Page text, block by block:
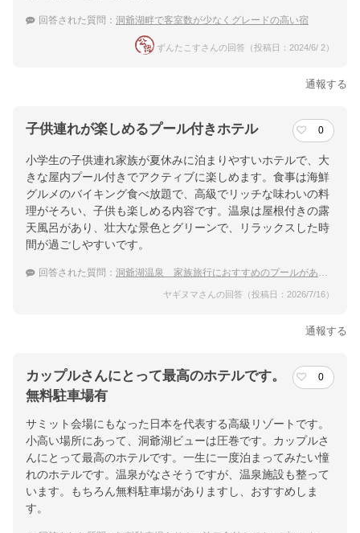
回答された質問： 洞爺湖畔で客室数が少なくグレードの高い宿
ずんたこすさんの回答（投稿日：2024/6/ 2）
通報する
子供連れが楽しめるプール付きホテル 0
小学生の子供連れ家族が夏休みに泊まりやすいホテルで、大
きな屋内プール付きでアクティブに楽しめます。食事は海鮮
グルメのバイキング食べ放題で、高級でリッチな味わいの料
理がそろい、子供も楽しめる内容です。温泉は屋根付きの露
天風呂があり、壮大な景色とグリーンで、リラックスした時
間が過ごしやすいです。
回答された質問： 洞爺湖温泉 家族旅行におすすめのプールがあるホテル
ヤギヌマさんの回答（投稿日：2026/7/16）
通報する
カップルさんにとって最高のホテルです。
無料駐車場有
0
サミット会場にもなった日本を代表する高級リゾートです。
小高い場所にあって、洞爺湖ビューは圧巻です。カップルさ
んにとって最高のホテルです。一生に一度泊まってみたい憧
れのホテルです。温泉がなさそうですが、温泉施設も整って
います。もちろん無料駐車場がありますし、おすすめしま
す。